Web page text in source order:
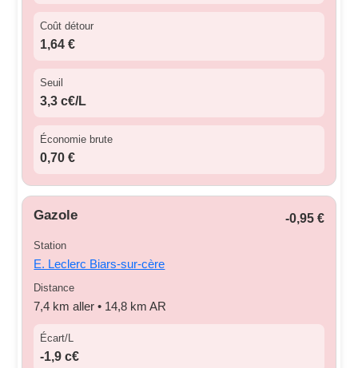
Coût détour
1,64 €
Seuil
3,3 c€/L
Économie brute
0,70 €
Gazole -0,95 €
Station
E. Leclerc Biars-sur-cère
Distance
7,4 km aller • 14,8 km AR
Écart/L
-1,9 c€